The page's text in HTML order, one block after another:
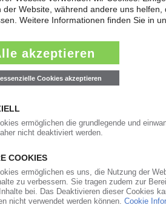
in der Türkei
Aufbau einer zweiten PET-Produktion
sind für 2028 vorgesehen. Angaben zur
Grammer einen Umsatz
meldete zwar eine leicht positive